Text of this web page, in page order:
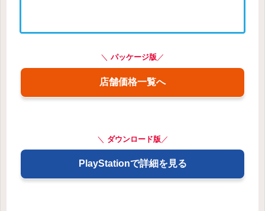
＼ パッケージ版／
店舗価格一覧へ
＼ ダウンロード版 ／
PlayStationで詳細を見る